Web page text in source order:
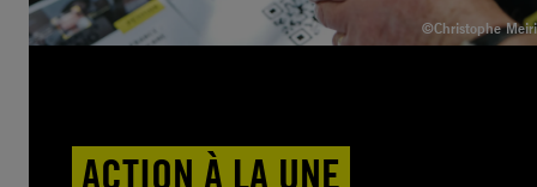
©Christophe
ACTION À LA UNE